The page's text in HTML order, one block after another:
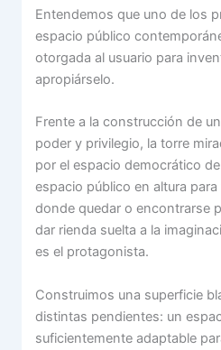
Entendemos que uno de los
espacio público
otorgada al usuario para
apropiárselo.
Frente a la construcción de
poder y privilegio, la torre
por el espacio democrático
espacio público en altura
donde quedar o encontrarse
dar rienda suelta a la
es el protagonista.
Construimos una superficie
distintas pendientes: un
suficientemente adaptable